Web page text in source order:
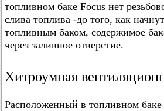
топливном баке Focus нет
слива топлива -до того, как
топливным баком, содержимое
через заливное отверстие.
Хитроумная
Расположенный в топливном